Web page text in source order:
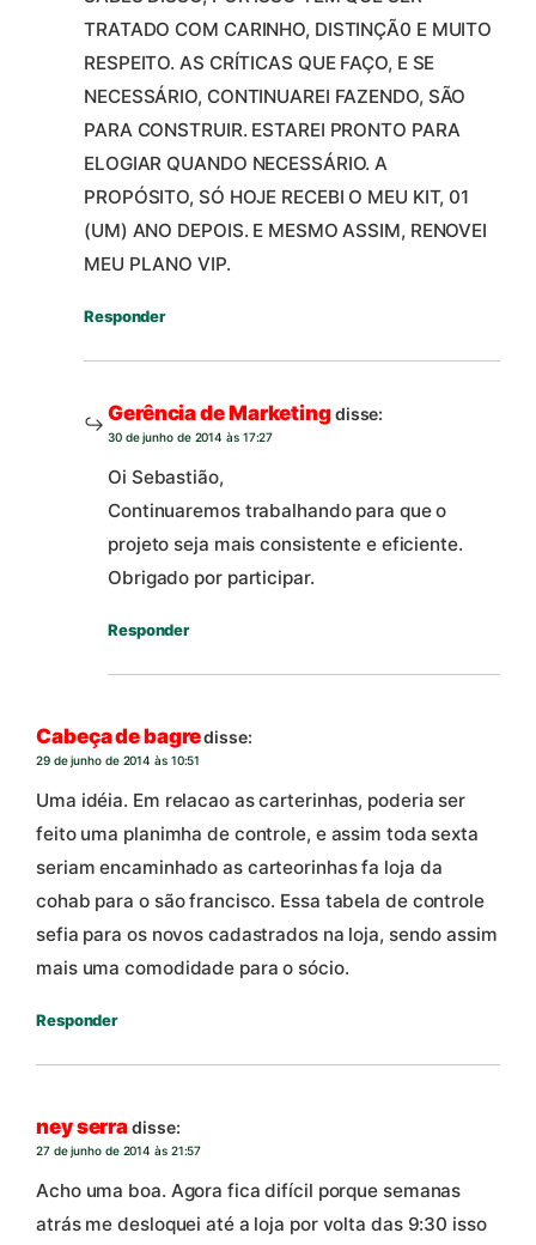
TRATADO COM CARINHO, DISTINÇÃ0 E MUITO
RESPEITO. AS CRÍTICAS QUE FAÇO, E SE
NECESSÁRIO, CONTINUAREI FAZENDO, SÃO
PARA CONSTRUIR. ESTAREI PRONTO PARA
ELOGIAR QUANDO NECESSÁRIO. A
PROPÓSITO, SÓ HOJE RECEBI O MEU KIT, 01
(UM) ANO DEPOIS. E MESMO ASSIM, RENOVEI
MEU PLANO VIP.
Responder
Gerência de Marketingdisse:
30 de junho de 2014 às 17:27
Oi Sebastião,
Continuaremos trabalhando para que o
projeto seja mais consistente e eficiente.
Obrigado por participar.
Responder
Cabeça de bagredisse:
29 de junho de 2014 às 10:51
Uma idéia. Em relacao as carterinhas, poderia ser
feito uma planimha de controle, e assim toda sexta
seriam encaminhado as carteorinhas fa loja da
cohab para o são francisco. Essa tabela de controle
sefia para os novos cadastrados na loja, sendo assim
mais uma comodidade para o sócio.
Responder
ney serradisse:
27 de junho de 2014 às 21:57
Acho uma boa. Agora fica difícil porque semanas
atrás me desloquei até a loja por volta das 9:30 isso